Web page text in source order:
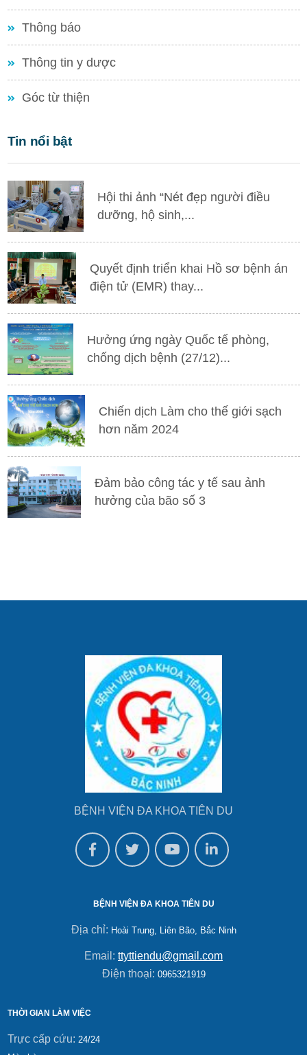
Thông báo
Thông tin y dược
Góc từ thiện
Tin nổi bật
Hội thi ảnh “Nét đẹp người điều
dưỡng, hộ sinh,...
Quyết định triển khai Hồ sơ bệnh án
điện tử (EMR) thay...
Hưởng ứng ngày Quốc tế phòng,
chống dịch bệnh (27/12)...
Chiến dịch Làm cho thế giới sạch
hơn năm 2024
Đảm bảo công tác y tế sau ảnh
hưởng của bão số 3
BỆNH VIỆN ĐA KHOA TIÊN DU
BỆNH VIỆN ĐA KHOA TIÊN DU
Địa chỉ: Hoài Trung, Liên Bão, Bắc Ninh
Email: ttyttiendu@gmail.com
Điện thoại: 0965321919
THỜI GIAN LÀM VIỆC
Trực cấp cứu: 24/24